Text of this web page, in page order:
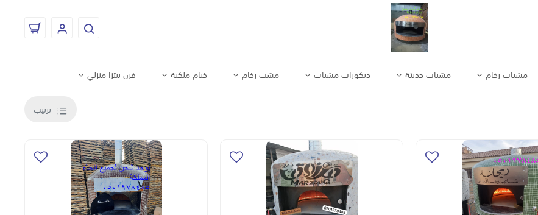
مشبات رخام مشبات حديثة ديكورات مشبات مشب رخام خيام ملكية فرن بيتزا منزلي
ترتيب